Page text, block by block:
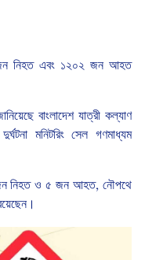
নিহত এবং ১২০২ জন আহত
বাংলাদেশ যাত্রী কল্যাণ
দুর্ঘটনা মনিটরিং সেল গণমাধ্যম
নিহত ও ৫ জন আহত,নৌপথে